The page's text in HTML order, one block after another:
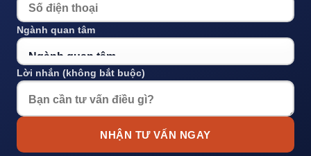
Ngành quan tâm
Lời nhắn (không bắt buộc)
NHẬN TƯ VẤN NGAY